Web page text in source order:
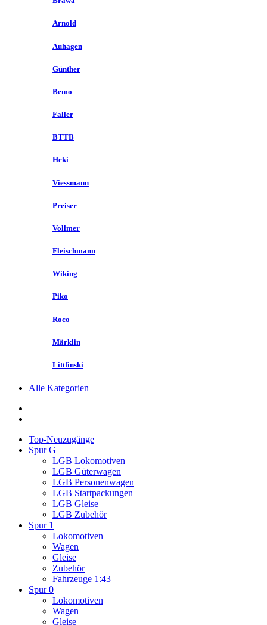
Arnold
Auhagen
Günther
Bemo
Faller
BTTB
Heki
Viessmann
Preiser
Vollmer
Fleischmann
Wiking
Piko
Roco
Märklin
Littfinski
Alle Kategorien
Top-Neuzugänge
Spur G
LGB Lokomotiven
LGB Güterwagen
LGB Personenwagen
LGB Startpackungen
LGB Gleise
LGB Zubehör
Spur 1
Lokomotiven
Wagen
Gleise
Zubehör
Fahrzeuge 1:43
Spur 0
Lokomotiven
Wagen
Gleise